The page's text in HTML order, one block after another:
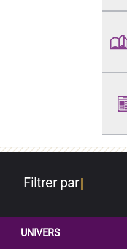
Filtrer par
UNIVERS